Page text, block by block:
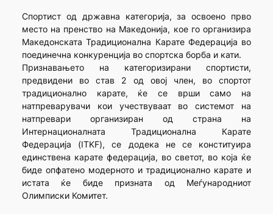
Спортист од државна категорија, за освоено прво
место на пренство на Македонија, кое го организира
Македонската Традиционална Карате Федерација во
поединечна конкуренција во спортска борба и кати.
Признавањето на категоризирани спортисти,
предвидени во став 2 од овој член, во спортот
традиционално карате, ќе се врши само на
натпреварувачи кои учествуваат во системот на
натпревари организиран од страна на
Интернационалната Традиционална Карате
Федерација (ITKF), се додека не се конституира
единствена карате федерација, во светот, во која ќе
биде опфатено модерното и традиционално карате и
истата ќе биде призната од Меѓународниот
Олимписки Комитет.